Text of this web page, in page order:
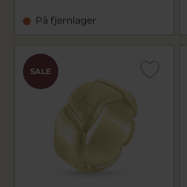
På fjernlager
SALE